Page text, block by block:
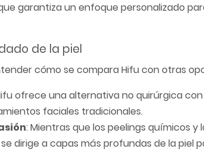
garantiza un enfoque personalizado
de la piel
cómo se compara Hifu con otras
ofrece una alternativa no quirúrgica
faciales tradicionales.
: Mientras que los peelings químicos y
dirige a capas más profundas de la piel